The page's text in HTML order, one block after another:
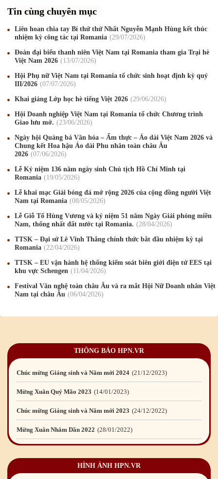
Tin cùng chuyên mục
Liên hoan chia tay Bí thứ thứ Nhất Nguyễn Mạnh Hùng kết thúc
nhiệm kỳ công tác tại Romania
29/07/2026
Đoàn đại biểu thanh niên Việt Nam tại Romania tham gia Trại hè
Việt Nam 2026
13/07/2026
Hội Phụ nữ Việt Nam tại Romania tổ chức sinh hoạt định kỳ quý
III/2026
07/07/2026
Khai giảng Lớp học hè tiếng Việt 2026 29/06/2026
Hội Doanh nghiệp Việt Nam tại Romania tổ chức Chương trình
Giao lưu mở.
23/06/2026
Ngày hội Quảng bá Văn hóa – Ẩm thực – Áo dài Việt Nam 2026 và
Chung kết Hoa hậu Áo dài Phu nhân toàn châu Âu
2026
07/06/2026
Lễ Kỷ niệm 136 năm ngày sinh Chủ tịch Hồ Chí Minh tại
Romania
19/05/2026
Lễ khai mạc Giải bóng đá mở rộng 2026 của cộng đồng người Việt
Nam tại Romania
08/05/2026
Lễ Giỗ Tổ Hùng Vương và kỷ niệm 51 năm Ngày Giải phóng miền
Nam, thống nhất đất nước tại Romania.
28/04/2026
TTSK – Đại sứ Lê Vĩnh Thắng chính thức bắt đầu nhiệm kỳ tại
Romania
22/04/2026
TTSK – EU vận hành hệ thống kiểm soát biên giới điện tử EES tại
khu vực Schengen
11/04/2026
Festival Văn nghệ toàn châu Âu và ra mắt Hội Nữ Doanh nhân Việt
Nam tại châu Âu
06/04/2026
THÔNG BÁO HPN.VR
Mừng Xuân Canh Tý 2020 22/01/2020
Chúc mừng Giáng sinh và Năm mới 2020 24 /12/2019
Mừng Xuân Kỷ Hợi 2019 03 /02 /2019
Mừng Xuân Bính Ngọ 2026 15/02
Chúc mừng Giáng sinh và Năm mới 2026 24/12/2025
Mừng Xuân Giáp Thìn 2024 09/02/2024
Chúc mừng Giáng sinh và Năm mới 2024 21 /12/2023
Mừng Xuân Quý Mão 2023 14/01 /2023
Chúc mừng Giáng sinh và Năm mới 2023 24/12/2022
Mừng Xuân Nhâm Dần 2022 28/01 /2022
Mừng Xuân Tân Sửu 2021 10/02/2021
HÌNH ẢNH HPN.VR